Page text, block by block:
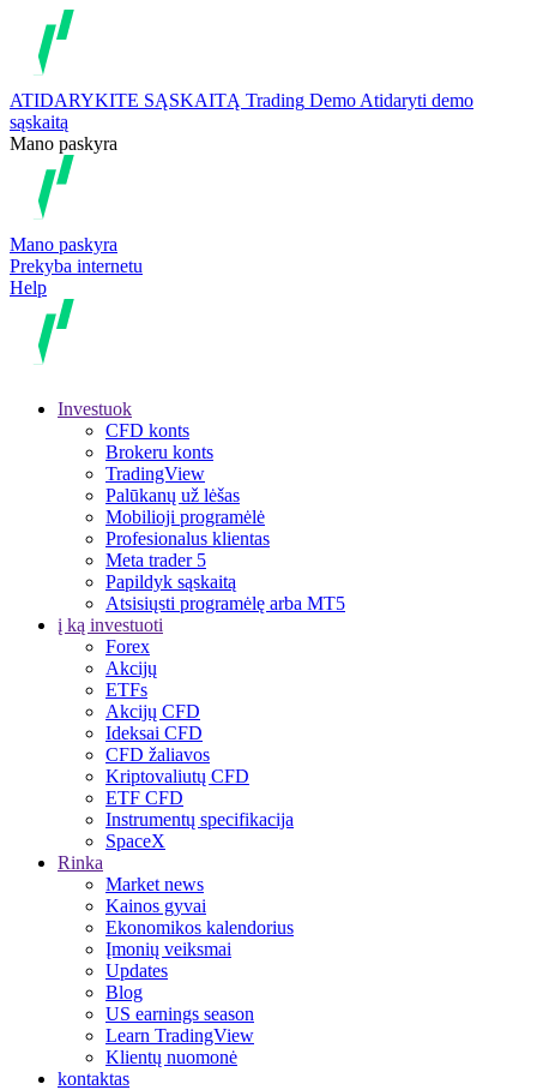
ATIDARYKITE SĄSKAITĄ Trading Demo Atidaryti demo
sąskaitą
Mano paskyra
Mano paskyra
Prekyba internetu
Help
Investuok
CFD konts
Brokeru konts
TradingView
Palūkanų už lėšas
Mobilioji programėlė
Profesionalus klientas
Meta trader 5
Papildyk sąskaitą
Atsisiųsti programėlę arba MT5
į ką investuoti
Forex
Akcijų
ETFs
Akcijų CFD
Ideksai CFD
CFD žaliavos
Kriptovaliutų CFD
ETF CFD
Instrumentų specifikacija
SpaceX
Rinka
Market news
Kainos gyvai
Ekonomikos kalendorius
Įmonių veiksmai
Updates
Blog
US earnings season
Learn TradingView
Klientų nuomonė
kontaktas